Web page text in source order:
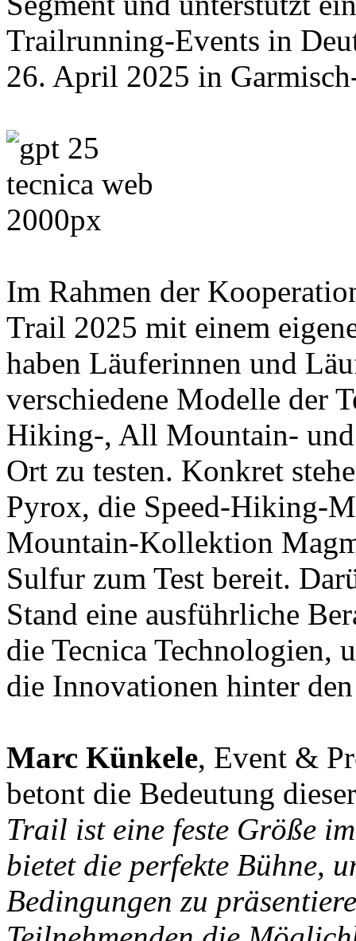
Trailrunning-Events in
26. April 2025 in
Im Rahmen der
Trail 2025 mit einem
haben Läuferinnen und
verschiedene Modelle der
Hiking-, All Mountain-
Ort zu testen. Konkret
Pyrox, die Speed-Hiking-
Mountain-Kollektion
Sulfur zum Test bereit.
Stand eine ausführliche
die Tecnica Technologien,
die Innovationen hinter
Marc Künkele, Event &
betont die Bedeutung
Trail ist eine feste Größe
bietet die perfekte Bühne,
Bedingungen zu